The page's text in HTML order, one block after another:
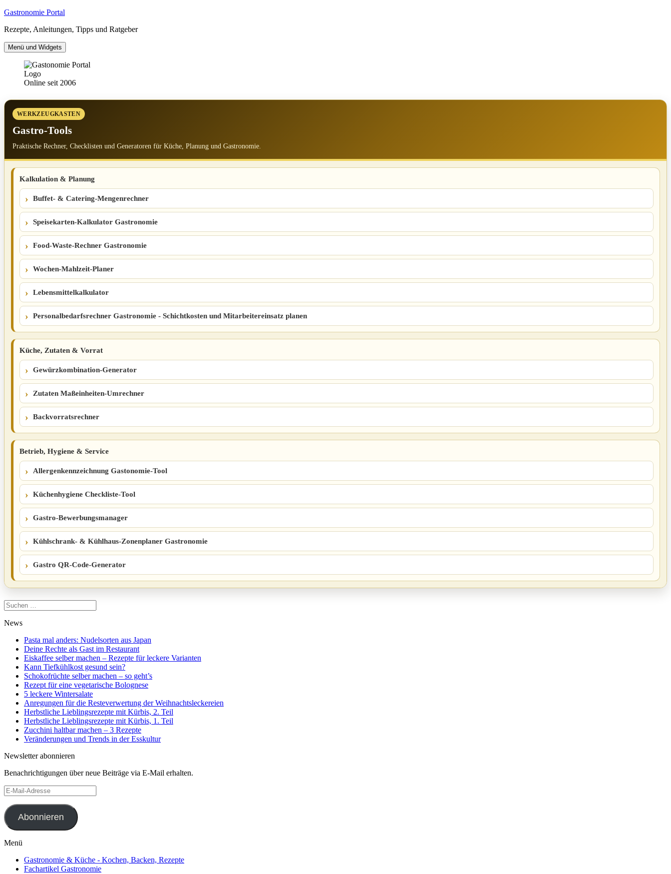
Zum
springen
Gastronomie Portal
Rezepte, Anleitungen, Tipps und Ratgeber
Menü und Widgets
Online seit 2006
WERKZEUGKASTEN
Gastro-Tools
Praktische Rechner, Checklisten und Generatoren für Küche, Planung und Gastronomie.
Kalkulation & Planung
Buffet- & Catering-Mengenrechner
Speisekarten-Kalkulator Gastronomie
Food-Waste-Rechner Gastronomie
Wochen-Mahlzeit-Planer
Lebensmittelkalkulator
Personalbedarfsrechner Gastronomie - Schichtkosten und Mitarbeitereinsatz planen
Küche, Zutaten & Vorrat
Gewürzkombination-Generator
Zutaten Maßeinheiten-Umrechner
Backvorratsrechner
Betrieb, Hygiene & Service
Allergenkennzeichnung Gastonomie-Tool
Küchenhygiene Checkliste-Tool
Gastro-Bewerbungsmanager
Kühlschrank- & Kühlhaus-Zonenplaner Gastronomie
Gastro QR-Code-Generator
Suchen
nach:
News
Pasta mal anders: Nudelsorten aus Japan
Deine Rechte als Gast im Restaurant
Eiskaffee selber machen – Rezepte für leckere Varianten
Kann Tiefkühlkost gesund sein?
Schokofrüchte selber machen – so geht’s
Rezept für eine vegetarische Bolognese
5 leckere Wintersalate
Anregungen für die Resteverwertung der Weihnachtsleckereien
Herbstliche Lieblingsrezepte mit Kürbis, 2. Teil
Herbstliche Lieblingsrezepte mit Kürbis, 1. Teil
Zucchini haltbar machen – 3 Rezepte
Veränderungen und Trends in der Esskultur
Newsletter abonnieren
Benachrichtigungen über neue Beiträge via E-Mail erhalten.
E-
Mail-
Adresse
Abonnieren
Menü
Gastronomie & Küche - Kochen, Backen, Rezepte
Fachartikel Gastronomie